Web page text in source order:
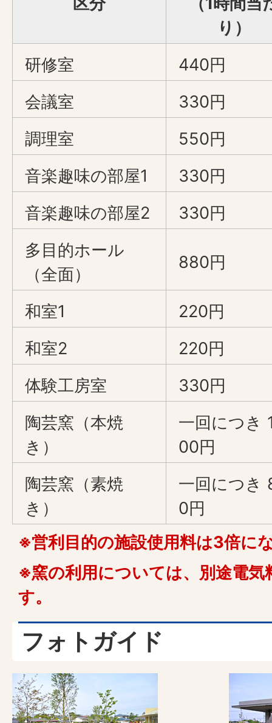
り）
研修室
440円
会議室
330円
調理室
550円
音楽趣味の部屋1
330円
音楽趣味の部屋2
330円
多目的ホール
（全面）
880円
和室1
220円
和室2
220円
体験工房室
330円
陶芸窯（本焼
き）
一回につき
00円
陶芸窯（素焼
き）
一回につき
0円
※営利目的の施設使用料は3倍に
※窯の利用については、別途電気
す。
フォトガイド